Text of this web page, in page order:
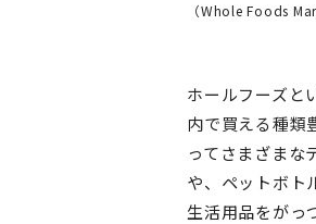
（Whole Foods
ホールフーズと
内で買える種類
ってさまざまな
や、ペットボト
生活用品をがっ